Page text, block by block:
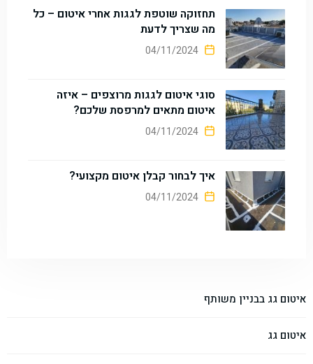
תחזוקה שוטפת לגגות אחרי איטום – כל
מה שצריך לדעת
סוגי איטום לגגות מרוצפים – איזה
איטום מתאים למרפסת שלכם?
איך לבחור קבלן איטום מקצועי?
איטום גג בבניין משותף
איטום גג